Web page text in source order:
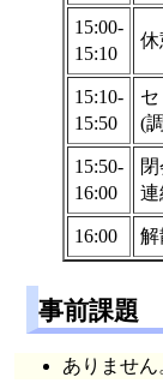
15:00-
15:10
休
15:10-
15:50
(
15:50-
16:00
連
16:00 解
事前課題
ありません